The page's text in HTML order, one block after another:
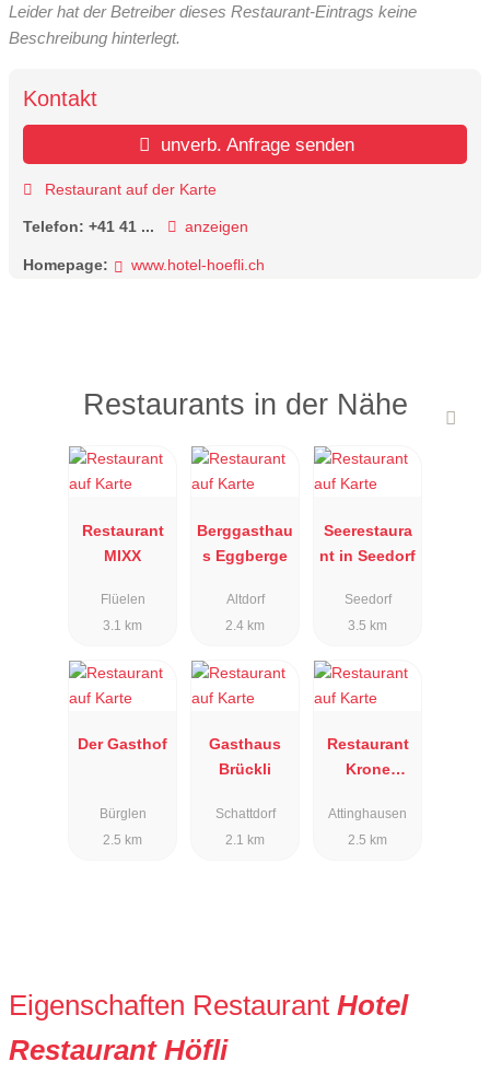
Leider hat der Betreiber dieses Restaurant-Eintrags keine
Beschreibung hinterlegt.
Kontakt
unverb. Anfrage senden
Restaurant auf der Karte
Telefon: +41 41 ... anzeigen
Homepage: www.hotel-hoefli.ch
Restaurants in der Nähe
Restaurant
MIXX
Flüelen
3.1 km
Berggasthau
s Eggberge
Altdorf
2.4 km
Seerestaura
nt in Seedorf
Seedorf
3.5 km
Der Gasthof
Bürglen
2.5 km
Gasthaus
Brückli
Schattdorf
2.1 km
Restaurant
Krone
n
Attinghausen
2.5 km
Eigenschaften Restaurant Hotel
Restaurant Höfli